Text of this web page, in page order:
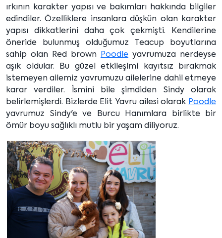
ırkının karakter yapısı ve bakımları hakkında bilgiler
edindiler. Özelliklere insanlara düşkün olan karakter
yapısı dikkatlerini daha çok çekmişti. Kendilerine
öneride bulunmuş olduğumuz Teacup boyutlarına
sahip olan Red brown
Poodle yavrumuza nerdeyse
aşık oldular. Bu güzel etkileşimi kayıtsız bırakmak
istemeyen ailemiz yavrumuzu ailelerine dahil etmeye
karar verdiler. İsmini bile şimdiden Sindy olarak
belirlemişlerdi. Bizlerde Elit Yavru ailesi olarak Poodle
yavrumuz Sindy'e ve Burcu Hanımlara birlikte bir
ömür boyu sağlıklı mutlu bir yaşam diliyoruz.